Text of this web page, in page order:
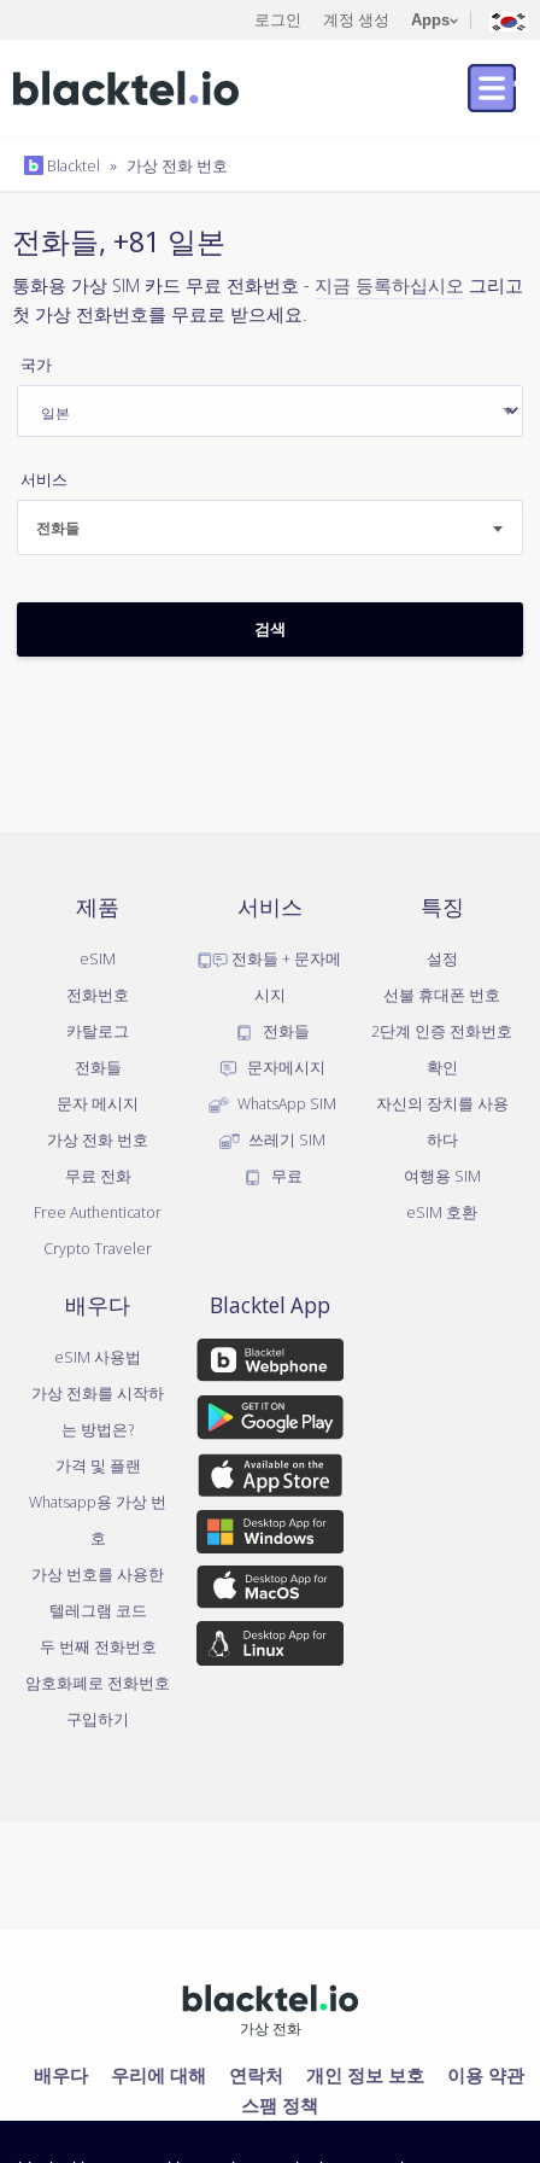
로그인 계정 생성 Apps
Blacktel » 가상 전화 번호
전화들, +81 일본
통화용 가상 SIM 카드 무료 전화번호 - 지금 등록하십시오 그리고
첫 가상 전화번호를 무료로 받으세요.
국가
서비스
전화들
제품
eSIM
전화번호
카탈로그
전화들
문자 메시지
가상 전화 번호
무료 전화
Free Authenticator
Crypto Traveler
서비스
전화들 + 문자메
시지
전화들
문자메시지
WhatsApp SIM
쓰레기 SIM
무료
특징
설정
선불 휴대폰 번호
2단계 인증 전화번호
확인
자신의 장치를 사용
하다
여행용 SIM
eSIM 호환
배우다
eSIM 사용법
가상 전화를 시작하
는 방법은?
가격 및 플랜
Whatsapp용 가상 번
호
가상 번호를 사용한
텔레그램 코드
두 번째 전화번호
암호화폐로 전화번호
구입하기
Blacktel App
가상 전화
배우다 우리에 대해 연락처 개인 정보 보호
이용 약관
스팸 정책